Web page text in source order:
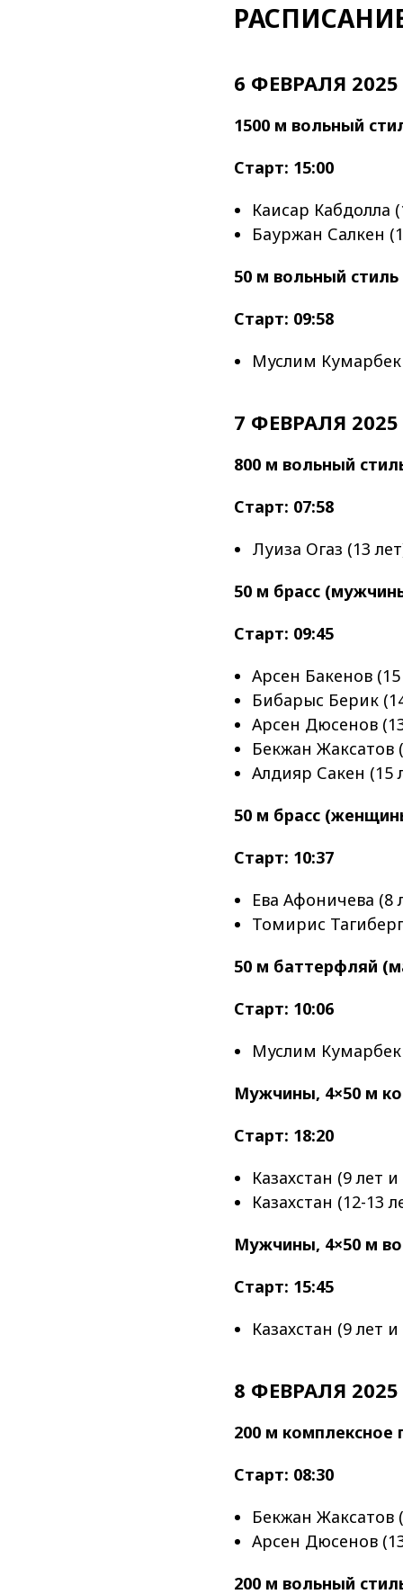
6 ФЕВРАЛЯ 2025
1500 м вольный
Старт: 15:00
Каисар Кабдолла
Бауржан Салкен
50 м вольный
Старт: 09:58
Муслим Кумарбек
7 ФЕВРАЛЯ 2025
800 м вольный
Старт: 07:58
Луиза Огаз (13
50 м брасс
Старт: 09:45
Арсен Бакенов (15
Бибарыс Берик
Арсен Дюсенов
Бекжан Жаксатов
Алдияр Сакен (15
50 м брасс
Старт: 10:37
Ева Афоничева (8
Томирис
50 м баттерфляй
Старт: 10:06
Муслим Кумарбек
Мужчины, 4×50 м
Старт: 18:20
Казахстан (9 лет
Казахстан (12-13
Мужчины, 4×50 м
Старт: 15:45
Казахстан (9 лет
8 ФЕВРАЛЯ 2025
200 м
Старт: 08:30
Бекжан Жаксатов
Арсен Дюсенов
200 м вольный